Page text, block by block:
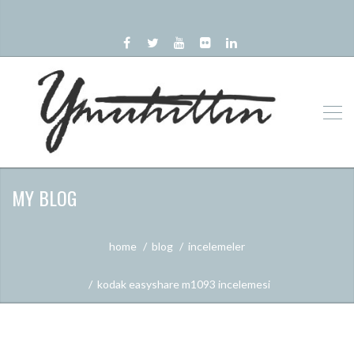
MY BLOG
home blog i̇ncelemeler
kodak easyshare m1093 i̇ncelemesi̇